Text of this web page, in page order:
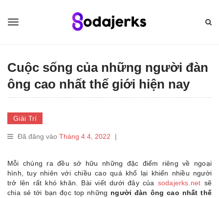
Cuộc sống của những người đàn
ông cao nhất thế giới hiện nay
Giải Trí
Đã đăng vào Tháng 4 4, 2022 |
Mỗi chúng ra đều sở hữu những đặc điểm riêng về ngoại
hình, tuy nhiên với chiều cao quá khổ lại khiến nhiều người
trở lên rất khó khăn. Bài viết dưới đây của sodajerks.net sẽ
chia sẻ tới bạn đọc top những người đàn ông cao nhất thế